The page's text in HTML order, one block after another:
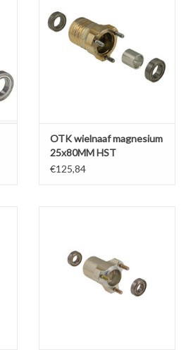
OTK wielnaaf magnesium
25x80MM HST
€125,84